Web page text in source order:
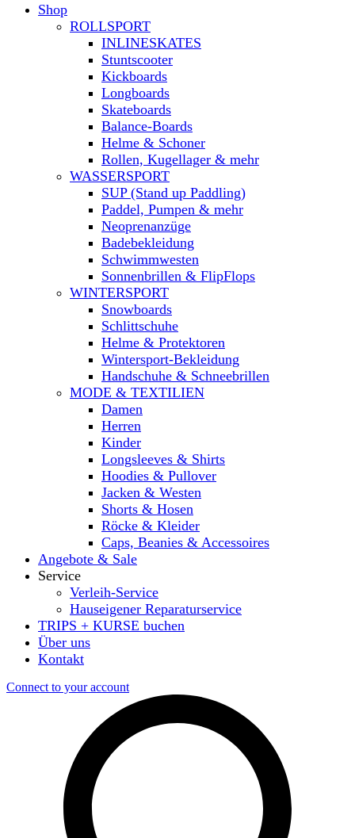
Shop
ROLLSPORT
INLINESKATES
Stuntscooter
Kickboards
Longboards
Skateboards
Balance-Boards
Helme & Schoner
Rollen, Kugellager & mehr
WASSERSPORT
SUP (Stand up Paddling)
Paddel, Pumpen & mehr
Neoprenanzüge
Badebekleidung
Schwimmwesten
Sonnenbrillen & FlipFlops
WINTERSPORT
Snowboards
Schlittschuhe
Helme & Protektoren
Wintersport-Bekleidung
Handschuhe & Schneebrillen
MODE & TEXTILIEN
Damen
Herren
Kinder
Longsleeves & Shirts
Hoodies & Pullover
Jacken & Westen
Shorts & Hosen
Röcke & Kleider
Caps, Beanies & Accessoires
Angebote & Sale
Service
Verleih-Service
Hauseigener Reparaturservice
TRIPS + KURSE buchen
Über uns
Kontakt
Connect to your account